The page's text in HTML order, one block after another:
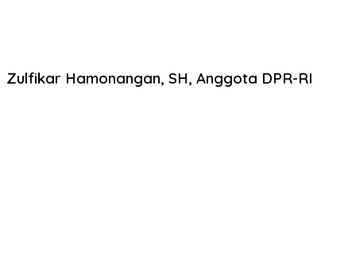
Zulfikar Hamonangan, SH, Anggota DPR-RI